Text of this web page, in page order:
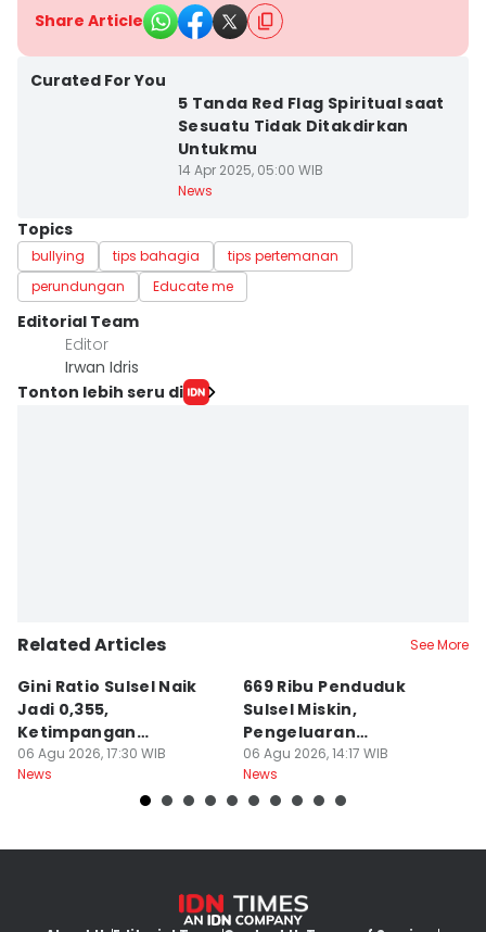
Share Article
Curated For You
5 Tanda Red Flag Spiritual saat
Sesuatu Tidak Ditakdirkan
Untukmu
14 Apr 2025, 05:00 WIB
News
Topics
bullying tips bahagia
tips pertemanan
perundungan
Educate me
Editorial Team
Editor
Irwan Idris
Tonton lebih seru di
Related Articles See More
Gini Ratio Sulsel Naik
Jadi 0,355,
Ketimpangan
Perdesaan Meningkat
06 Agu 2026, 17:30 WIB
News
669 Ribu Penduduk
Sulsel Miskin,
Pengeluaran
Terbesarnya Rokok
06 Agu 2026, 14:17 WIB
News